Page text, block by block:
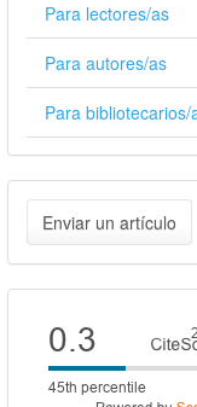
Para lectores/as
Para autores/as
Para bibliotecarios/
Enviar
un
artículo
Enviar un artículo
Cite
score